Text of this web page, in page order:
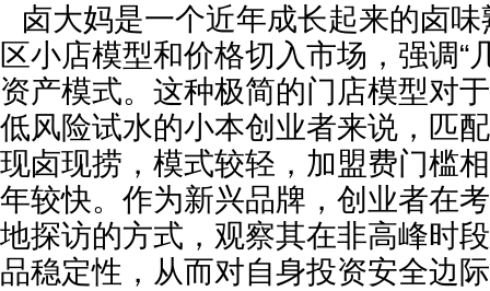
卤大妈是一个近年成长起来的卤
区小店模型和价格切入市场，强调“
资产模式。这种极简的门店模型对
低风险试水的小本创业者来说，匹
现卤现捞，模式较轻，加盟费门槛
年较快。作为新兴品牌，创业者在
地探访的方式，观察其在非高峰时
品稳定性，从而对自身投资安全边